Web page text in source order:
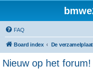
FAQ
Board index
Nieuw op het forum!